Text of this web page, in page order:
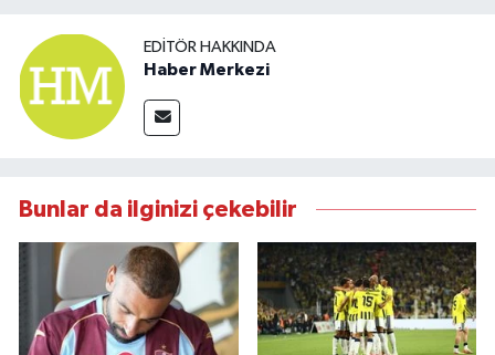
EDITÖR HAKKINDA
Haber Merkezi
Bunlar da ilginizi çekebilir